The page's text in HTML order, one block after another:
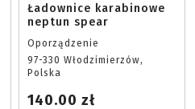
Ładownice karabinowe
neptun spear
Oporządzenie
97-330 Włodzimierzów,
Polska
140.00 zł